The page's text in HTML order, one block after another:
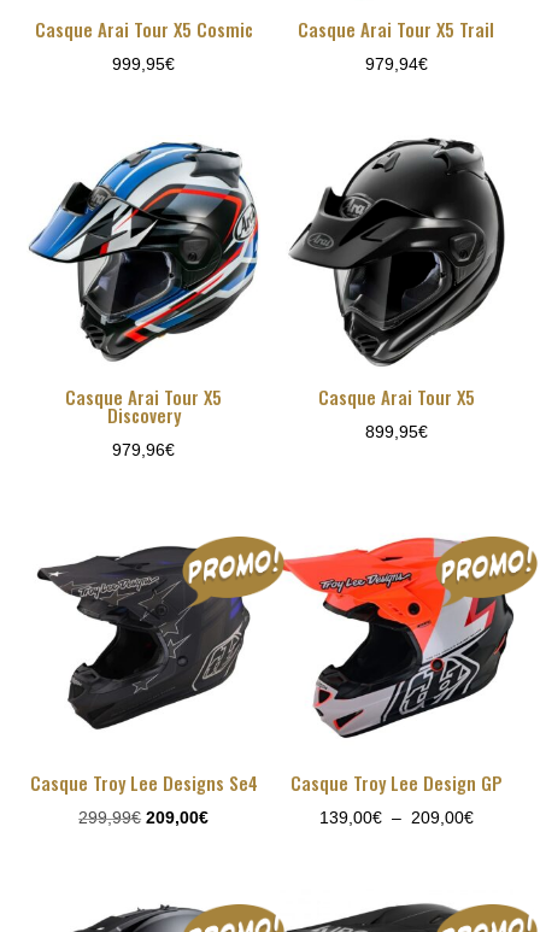
Casque Arai Tour X5 Cosmic
999,95€
Casque Arai Tour X5 Trail
979,94€
Casque Arai Tour X5
Discovery
979,96€
Casque Arai Tour X5
899,95€
Casque Troy Lee Designs Se4
299,99€ Le
était :
209,00€Le
est :
Casque Troy Lee Design GP
139,00€ – 209,00€Plage
139,00€